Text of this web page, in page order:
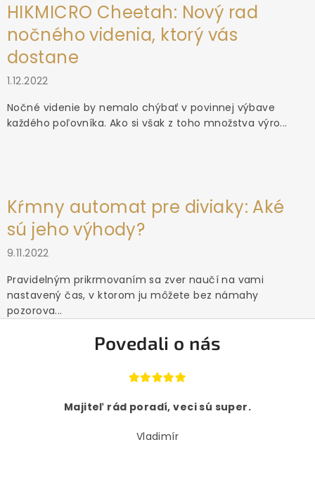
HIKMICRO Cheetah: Nový rad
nočného videnia, ktorý vás
dostane
1.12.2022
Nočné videnie by nemalo chýbať v povinnej výbave
každého poľovníka. Ako si však z toho množstva výro...
Kŕmny automat pre diviaky: Aké
sú jeho výhody?
9.11.2022
Pravidelným prikrmovaním sa zver naučí na vami
nastavený čas, v ktorom ju môžete bez námahy
pozorova...
Povedali o nás
Majiteľ rád poradí, veci sú super.
Vladimír